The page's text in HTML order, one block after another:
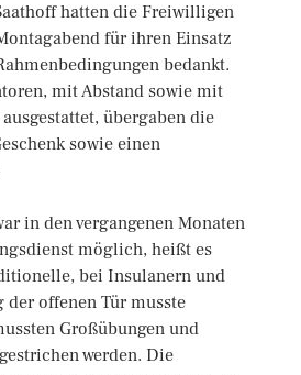
hatten die Freiwilligen
für ihren Einsatz
bedankt.
mit Abstand sowie mit
übergaben die
sowie einen
in den vergangenen Monaten
möglich, heißt es
bei Insulanern und
der offenen Tür musste
Großübungen und
werden. Die